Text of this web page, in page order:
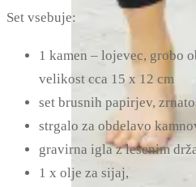
Set vsebuje:
1 kamen – lojevec, grobo
velikost cca 15 x 12 cm
set brusnih papirjev,
strgalo za obdelavo
gravirna igla z lesenim
1 x olje za sijaj,